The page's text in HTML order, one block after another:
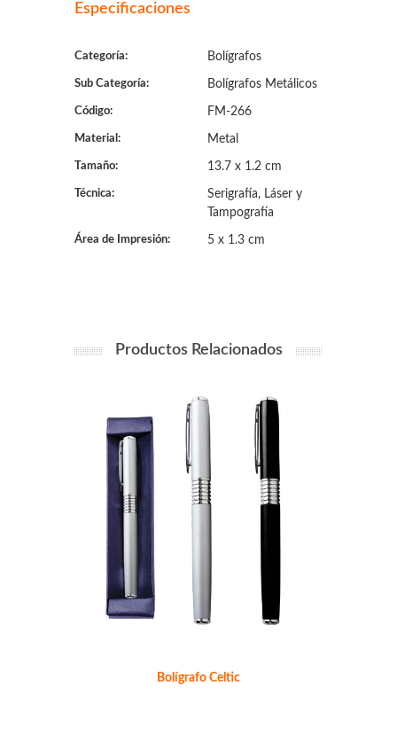
Especificaciones
Categoría: Bolígrafos
Sub Categoría: Bolígrafos Metálicos
Código: FM-266
Material: Metal
Tamaño: 13.7 x 1.2 cm
Técnica:
Serigrafía, Láser y
Tampografía
Área de Impresión: 5 x 1.3 cm
Productos Relacionados
Bolígrafo Celtic